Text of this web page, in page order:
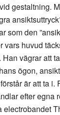
gestaltning.
som den
vars huvud
vägrar att
ögon,
är att ta i.
efter egna
electrobandet